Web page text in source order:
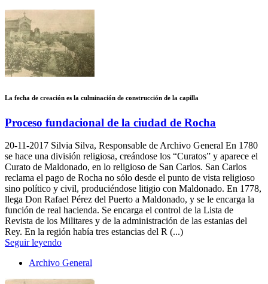
La fecha de creación es la culminación de construcción de la capilla
Proceso fundacional de la ciudad de Rocha
20-11-2017 Silvia Silva, Responsable de Archivo General En 1780
se hace una división religiosa, creándose los “Curatos” y aparece el
Curato de Maldonado, en lo religioso de San Carlos. San Carlos
reclama el pago de Rocha no sólo desde el punto de vista religioso
sino político y civil, produciéndose litigio con Maldonado. En 1778,
llega Don Rafael Pérez del Puerto a Maldonado, y se le encarga la
función de real hacienda. Se encarga el control de la Lista de
Revista de los Militares y de la administración de las estanias del
Rey. En la región había tres estancias del R (...)
Seguir leyendo
Archivo General